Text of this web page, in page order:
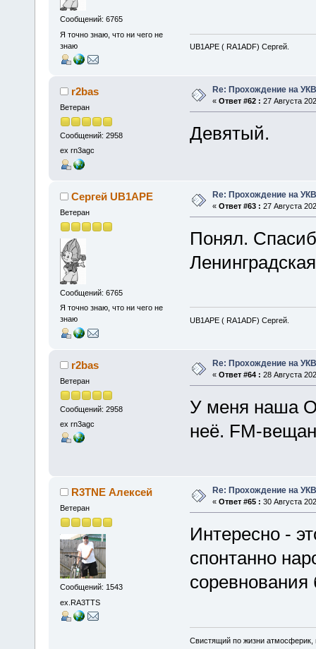
Сообщений: 6765
Я точно знаю, что ни чего не
знаю
UB1APE ( RA1ADF) Сергей.
r2bas
Ветеран
Сообщений: 2958
ex rn3agc
Re: Прохождение на УКВ
« Ответ #62 : 27 Августа
Девятый.
Сергей UB1APE
Ветеран
Сообщений: 6765
Я точно знаю, что ни чего не
знаю
Re: Прохождение на УКВ
« Ответ #63 : 27 Августа
Понял.
UB1APE ( RA1ADF) Сергей.
r2bas
Ветеран
Сообщений: 2958
ex rn3agc
Re: Прохождение на УКВ
« Ответ #64 : 28 Августа
У меня наша
неё. FM-
R3TNE Алексей
Ветеран
Сообщений: 1543
ex.RA3TTS
Re: Прохождение на УКВ
« Ответ #65 : 30 Августа
Интересно -
спонтанно
Свистящий по жизни